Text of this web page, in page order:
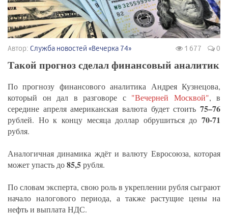
Автор: Служба новостей «Вечерка 74» 1 677 0
Такой прогноз сделал финансовый аналитик
По прогнозу финансового аналитика Андрея Кузнецова,
который он дал в разговоре с"Вечерней Москвой", в
середине апреля американская валюта будет стоить 75–76
рублей. Но к концу месяца доллар обрушиться до 70-71
рубля.
Аналогичная динамика ждёт и валюту Евросоюза, которая
может упасть до85,5рубля.
По словам эксперта, свою роль в укреплении рубля сыграют
начало налогового периода, а также растущие цены на
нефть и выплата НДС.